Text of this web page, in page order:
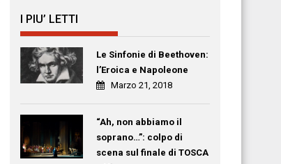
I PIU’ LETTI
Le Sinfonie di Beethoven:
l’Eroica e Napoleone
Marzo 21, 2018
“Ah, non abbiamo il
soprano…”: colpo di
scena sul finale di TOSCA